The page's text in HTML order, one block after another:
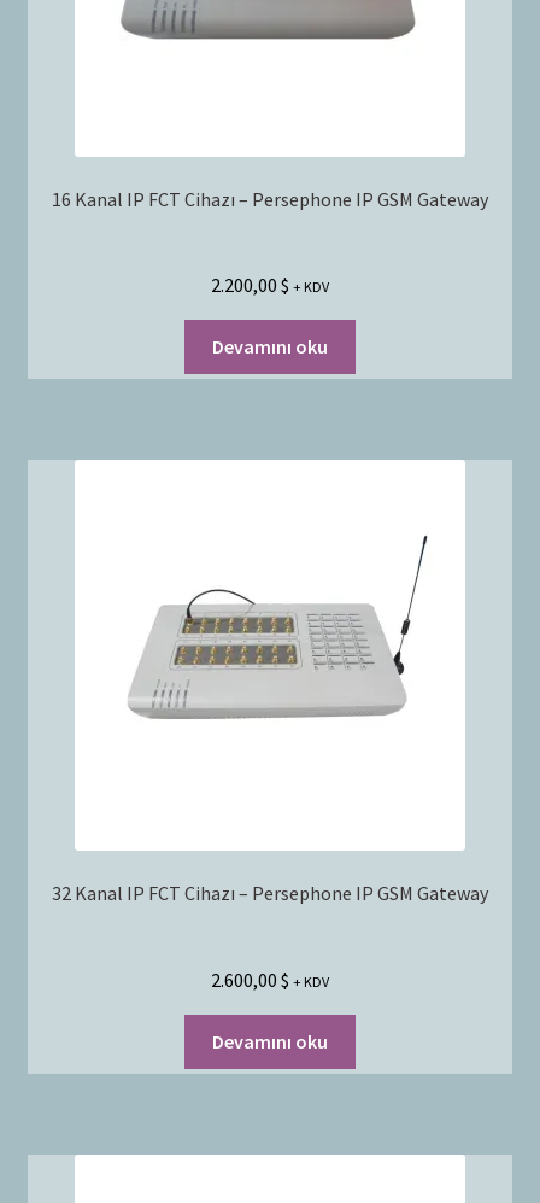
16 Kanal IP FCT Cihazı – Persephone IP GSM Gateway
2.200,00 $ + KDV
Devamını oku
32 Kanal IP FCT Cihazı – Persephone IP GSM Gateway
2.600,00 $ + KDV
Devamını oku